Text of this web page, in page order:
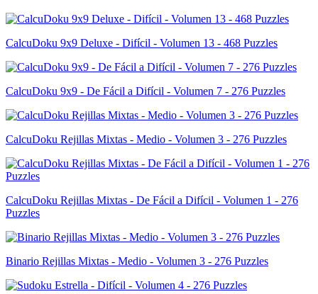
CalcuDoku 9x9 Deluxe - Difícil - Volumen 13 - 468 Puzzles
CalcuDoku 9x9 - De Fácil a Difícil - Volumen 7 - 276 Puzzles
CalcuDoku Rejillas Mixtas - Medio - Volumen 3 - 276 Puzzles
CalcuDoku Rejillas Mixtas - De Fácil a Difícil - Volumen 1 - 276
Puzzles
Binario Rejillas Mixtas - Medio - Volumen 3 - 276 Puzzles